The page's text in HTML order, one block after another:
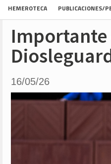
HEMEROTECA PUBLICACIONES/
16/05/26